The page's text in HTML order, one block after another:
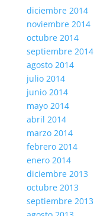
diciembre 2014
noviembre 2014
octubre 2014
septiembre 2014
agosto 2014
julio 2014
junio 2014
mayo 2014
abril 2014
marzo 2014
febrero 2014
enero 2014
diciembre 2013
octubre 2013
septiembre 2013